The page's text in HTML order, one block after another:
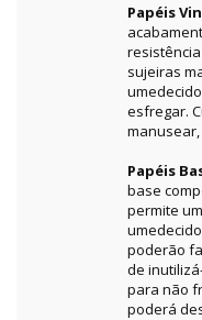
Papéis
sujeiras
esfregar.
Papéis
base
permite
poderão
de
para não
poderá